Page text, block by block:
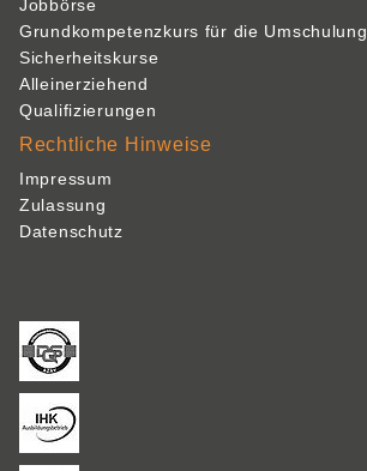
Jobbörse
Grundkompetenzkurs für die Umschulung
Sicherheitskurse
Alleinerziehend
Qualifizierungen
Rechtliche Hinweise
Impressum
Zulassung
Datenschutz